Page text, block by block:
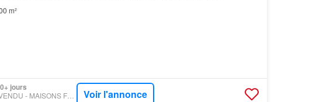
m²
jours
PARUVENDU - MAISONS FRANCE CONFORT Voir l'annonce